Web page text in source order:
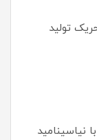
تولید